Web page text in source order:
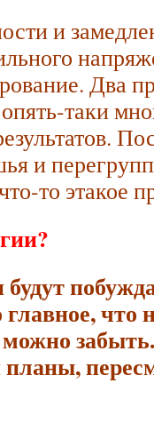
и
Два
таки
и
то этакое
что